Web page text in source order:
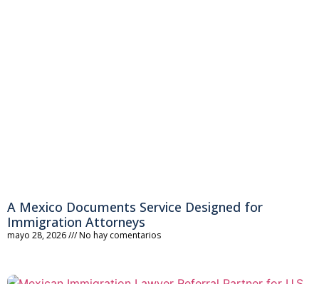
A Mexico Documents Service Designed for
Immigration Attorneys
mayo 28, 2026 No hay comentarios